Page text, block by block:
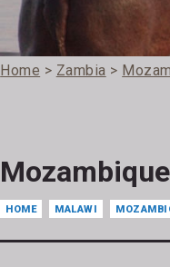
Home > Zambia >
HOME MALAWI